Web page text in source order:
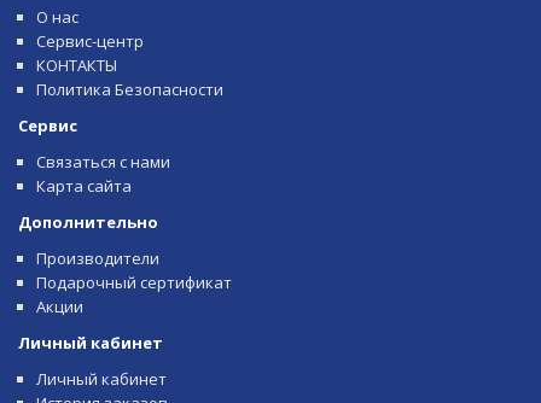
О нас
Сервис-центр
КОНТАКТЫ
Политика Безопасности
Сервис
Связаться с нами
Карта сайта
Дополнительно
Производители
Подарочный сертификат
Акции
Личный кабинет
Личный кабинет